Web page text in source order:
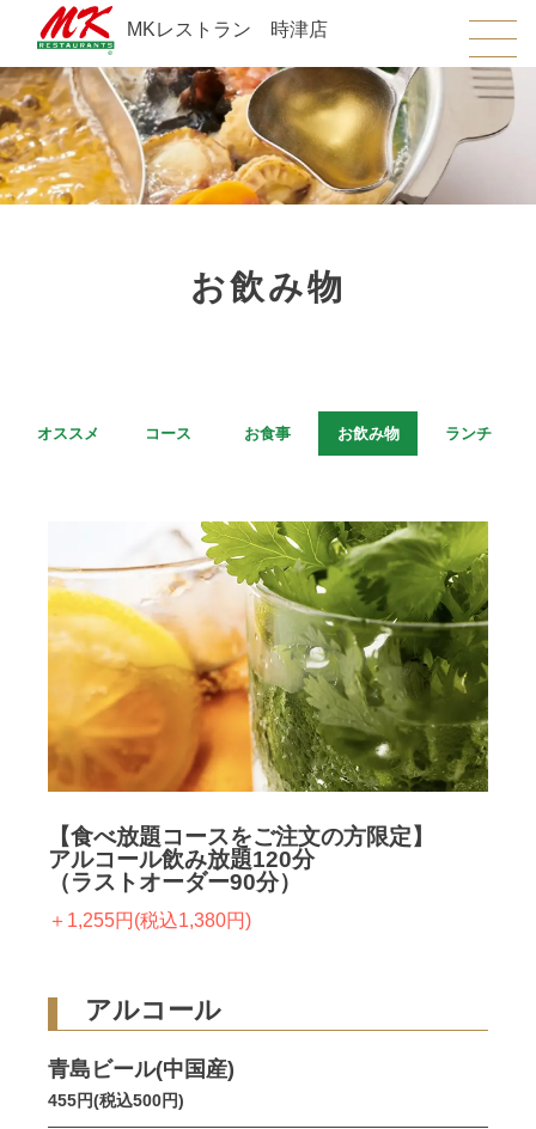
MKレストラン 時津店
お飲み物
オススメ コース お食事 お飲み物 ランチ
【食べ放題コースをご注文の方限定】
アルコール飲み放題120分
（ラストオーダー90分）
＋1,255円(税込1,380円)
アルコール
青島ビール(中国産)
455円(税込500円)